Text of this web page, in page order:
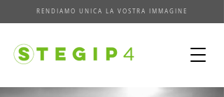
RENDIAMO UNICA LA VOSTRA IMMAGINE